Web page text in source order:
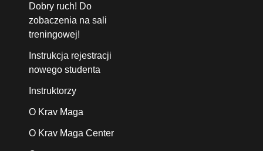
Dobry ruch! Do
zobaczenia na sali
treningowej!
Instrukcja rejestracji
nowego studenta
Instruktorzy
O Krav Maga
O Krav Maga Center